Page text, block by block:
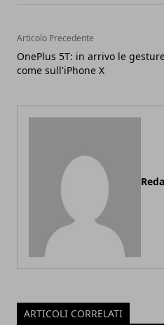
Articolo Precedente
OnePlus 5T: in arrivo le
come sull'iPhone X
ARTICOLI CORRELATI